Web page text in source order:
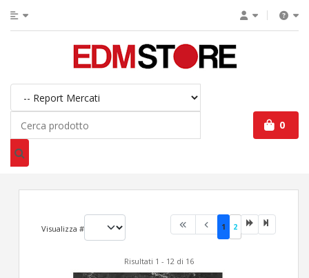
0
Visualizza # 1 2
Risultati 1 - 12 di 16